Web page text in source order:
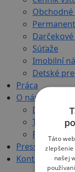
Súťaže
Imobilní
Detské
Práca
O nás
Technické
Podcasty
Press
Kontakt
Táto
našej